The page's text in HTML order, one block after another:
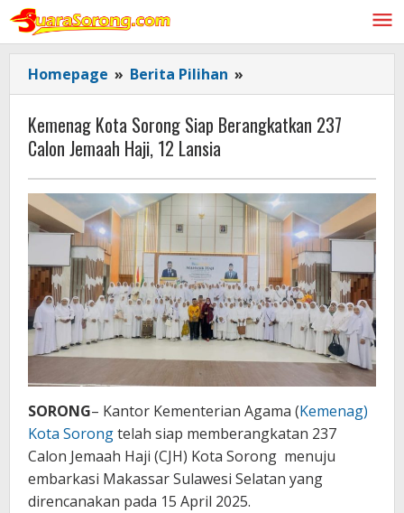
Lewati
konten
Homepage » Berita Pilihan »
Kota
Sorong
Siap
237
Calon
Jemaah
Haji,
12
Lansia
Kemenag Kota Sorong Siap Berangkatkan 237
Calon Jemaah Haji, 12 Lansia
SORONG– Kantor Kementerian Agama (Kemenag)
Kota Sorongtelah siap memberangkatan 237
Calon Jemaah Haji (CJH) Kota Sorong menuju
embarkasi Makassar Sulawesi Selatan yang
direncanakan pada 15 April 2025.